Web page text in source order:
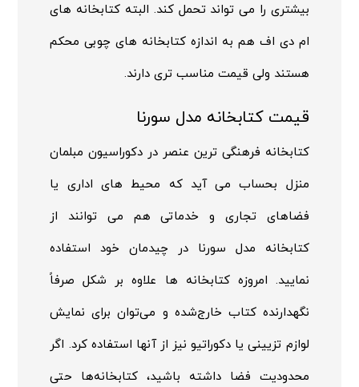
بیشتری را می تواند تحمل کند. البته کتابخانه های
ام دی اف هم به اندازه کتابخانه های چوبی محکم
هستند ولی قیمت مناسب تری دارند.
قیمت کتابخانه مدل سورنا
کتابخانه فرهنگی ترین عنصر در دکوراسیون مبلمان
منزل بحساب می آید که محیط های اداری یا
فضاهای تجاری و خدماتی هم می توانند از
کتابخانه مدل سورنا در چیدمان خود استفاده
نمایید. امروزه کتابخانه ها علاوه بر شکل صرفاً
نگهدارنده کتاب خارج‌شده و می‌توان برای نمایش
لوازم تزیینی یا دکوراتیو نیز از آنها استفاده کرد. اگر
محدودیت فضا داشته باشید، کتابخانه‌ها حتی